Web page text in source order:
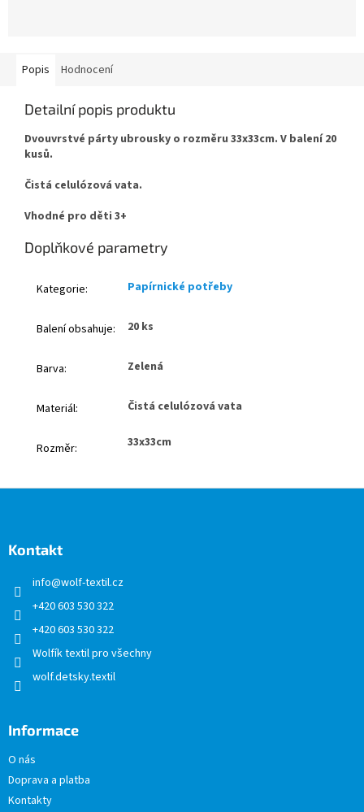
Popis Hodnocení
Detailní popis produktu
Dvouvrstvé párty ubrousky o rozměru 33x33cm. V balení 20
kusů.
Čistá celulózová vata.
Vhodné pro děti 3+
Doplňkové parametry
Kategorie: Papírnické potřeby
Balení obsahuje: 20 ks
Barva: Zelená
Materiál: Čistá celulózová vata
Rozměr: 33x33cm
Kontakt
info@wolf-textil.cz
+420 603 530 322
+420 603 530 322
Wolfík textil pro všechny
wolf.detsky.textil
Informace
O nás
Doprava a platba
Kontakty